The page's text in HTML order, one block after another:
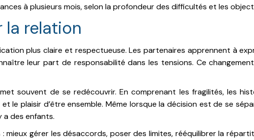
à plusieurs mois, selon la profondeur des difficultés et les
la relation
plus claire et respectueuse. Les partenaires apprennent à
leur part de responsabilité dans les tensions. Ce
souvent de se redécouvrir. En comprenant les fragilités, les
le plaisir d’être ensemble. Même lorsque la décision est de se
a des enfants.
mieux gérer les désaccords, poser des limites, rééquilibrer la